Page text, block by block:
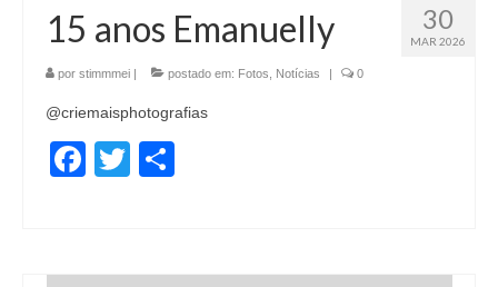
30
MAR 2026
15 anos Emanuelly
por stimmmei | postado em: Fotos Notícias | 0
@criemaisphotografias
Facebook
Twitter